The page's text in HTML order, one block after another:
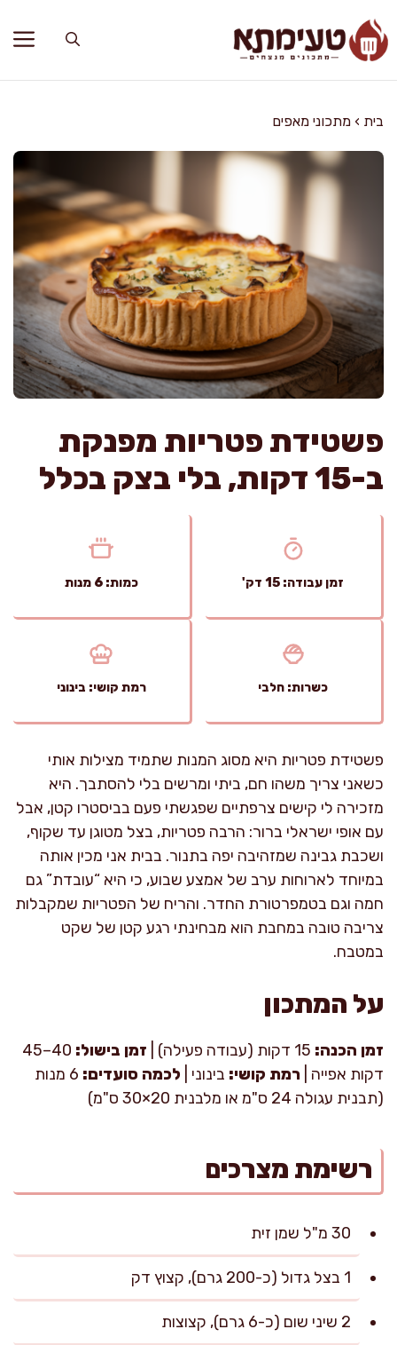
לתוכן
בית › מתכוני מאפים
פשטידת פטריות מפנקת
ב-15 דקות, בלי בצק בכלל
זמן עבודה: 15 דק' כמות: 6 מנות
כשרות: חלבי רמת קושי: בינוני
פשטידת פטריות היא מסוג המנות שתמיד מצילות אותי
כשאני צריך משהו חם, ביתי ומרשים בלי להסתבך. היא
מזכירה לי קישים צרפתיים שפגשתי פעם בביסטרו קטן, אבל
עם אופי ישראלי ברור: הרבה פטריות, בצל מטוגן עד שקוף,
ושכבת גבינה שמזהיבה יפה בתנור. בבית אני מכין אותה
במיוחד לארוחות ערב של אמצע שבוע, כי היא “עובדת” גם
חמה וגם בטמפרטורת החדר. והריח של הפטריות שמקבלות
צריבה טובה במחבת הוא מבחינתי רגע קטן של שקט
במטבח.
על המתכון
זמן הכנה: זמן בישול:
40–45
דקות אפייה | רמת קושי: בינוני | לכמה סועדים:
6 מנות
(תבנית עגולה 24 ס"מ או מלבנית 20×30 ס"מ)
רשימת מצרכים
30 מ"ל שמן זית
1 בצל גדול (כ-200 גרם), קצוץ דק
2 שיני שום (כ-6 גרם), קצוצות